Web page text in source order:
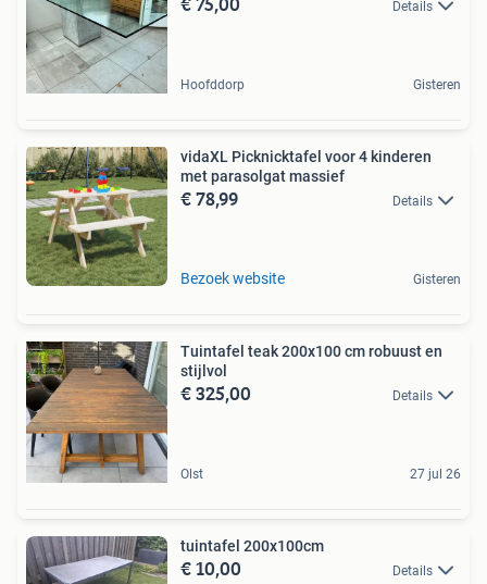
Details
Hoofddorp Gisteren
vidaXL Picknicktafel voor 4 kinderen
met parasolgat massief
€ 78,99 Details
Bezoek website Gisteren
Tuintafel teak 200x100 cm robuust en
stijlvol
€ 325,00 Details
Olst 27 jul 26
tuintafel 200x100cm
€ 10,00 Details